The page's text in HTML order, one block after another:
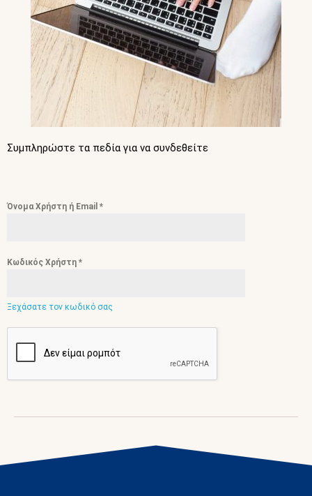
Συμπληρώστε τα πεδία για να συνδεθείτε
Όνομα Χρήστη ή Email *
Κωδικός Χρήστη *
Ξεχάσατε τον κωδικό σας